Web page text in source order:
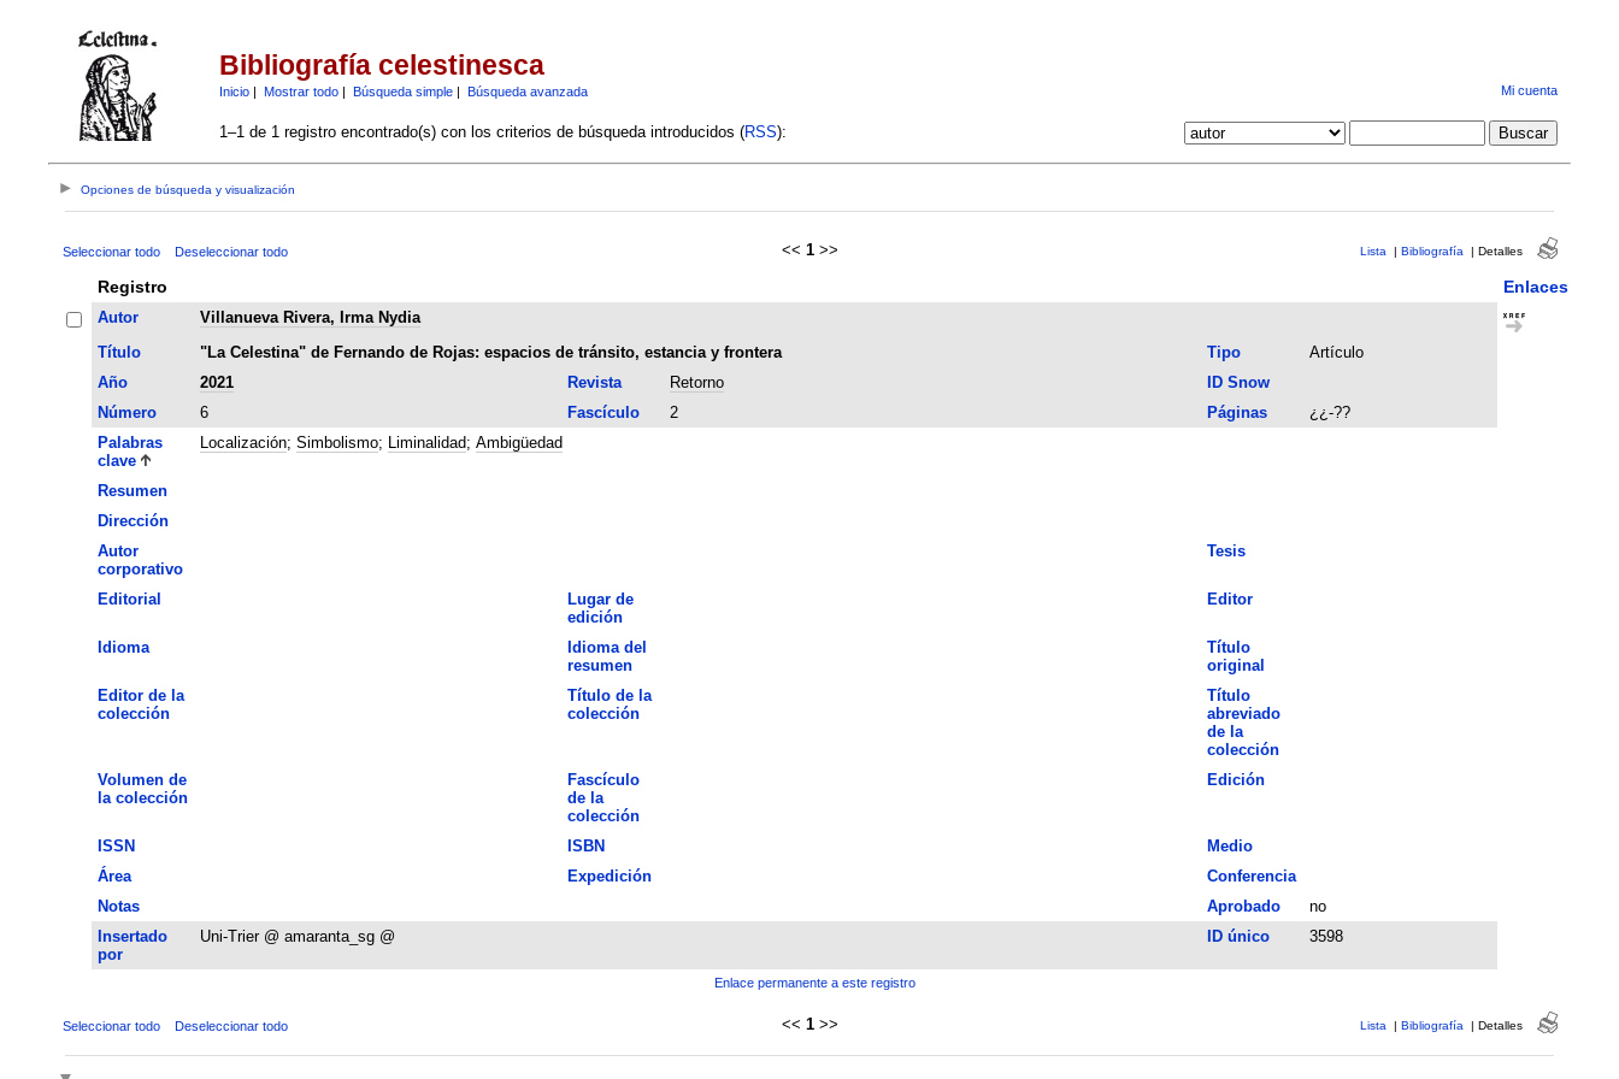
Bibliografía celestinesca
Inicio| Mostrar todo| Búsqueda simple| Búsqueda avanzada Mi cuenta
1–1 de 1 registro encontrado(s) con los criterios de búsqueda introducidos (RSS):
Opciones de búsqueda y visualización
Seleccionar todo Deseleccionar todo << 1 >> Lista | Bibliografía | Detalles
Registro Enlaces
Autor
Villanueva Rivera, Irma Nydia
Título
"La Celestina" de Fernando de Rojas: espacios de tránsito, estancia y frontera Tipo
Artículo
Año
2021 Revista Retorno
ID Snow
Número
6 Fascículo 2 Páginas
¿¿-??
Palabras
clave
Localización; Simbolismo; Liminalidad; Ambigüedad
Resumen
Dirección
Autor
corporativo
Tesis
Editorial
Lugar de
edición
Editor
Idioma
Idioma del
resumen
Título
original
Editor de la
colección
Título de la
colección
Título
abreviado
de la
colección
Volumen de
la colección
Fascículo
de la
colección
Edición
ISSN ISBN
Medio
Área
Expedición
Conferencia
Notas
Aprobado
no
Insertado
por
Uni-Trier @ amaranta_sg @ ID único 3598
Enlace permanente a este registro
Seleccionar todo Deseleccionar todo << 1 >> Lista | Bibliografía | Detalles